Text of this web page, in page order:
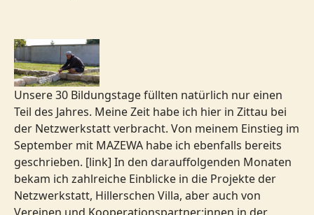
Unsere 30 Bildungstage füllten natürlich nur einen
Teil des Jahres. Meine Zeit habe ich hier in Zittau bei
der Netzwerkstatt verbracht. Von meinem Einstieg im
September mit MAZEWA habe ich ebenfalls bereits
geschrieben. [link] In den darauffolgenden Monaten
bekam ich zahlreiche Einblicke in die Projekte der
Netzwerkstatt, Hillerschen Villa, aber auch von